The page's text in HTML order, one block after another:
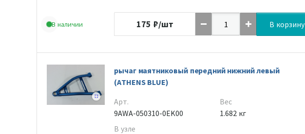
В наличии 175 ₽/шт В корзину
рычаг маятниковый передний нижний левый
(ATHENS BLUE)
Арт.
9AWA-050310-0EK00
В узле
Вес
1.682 кг